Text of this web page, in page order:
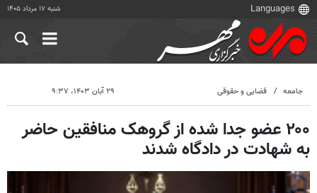
شنبه ۱۷ مرداد ۱۴۰۵
جامعه قضایی و حقوقی ۲۹ آبان ۱۴۰۳، ۹:۳۷
۲۰۰ عضو جدا شده از گروهک منافقین حاضر
به شهادت در دادگاه شدند